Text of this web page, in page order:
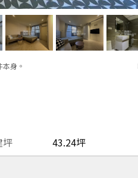
身。
坪 43.24坪